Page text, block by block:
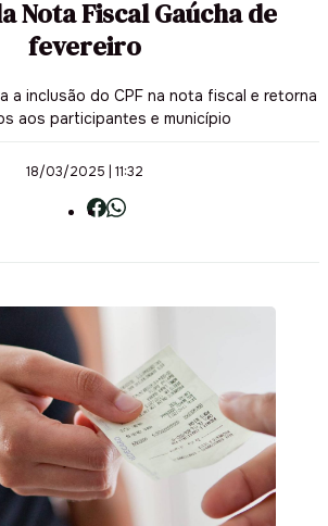
Nota Fiscal Gaúcha de
fevereiro
a inclusão do CPF na nota fiscal e retorna
aos participantes e município
18/03/2025 | 11:32